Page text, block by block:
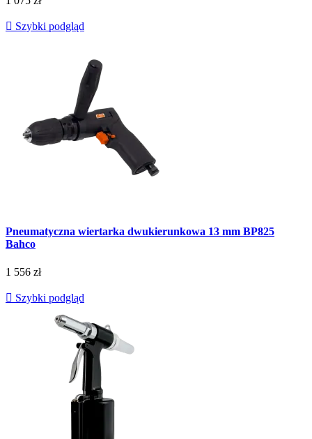
 Szybki podgląd
Pneumatyczna wiertarka dwukierunkowa 13 mm BP825
Bahco
1 556 zł
 Szybki podgląd